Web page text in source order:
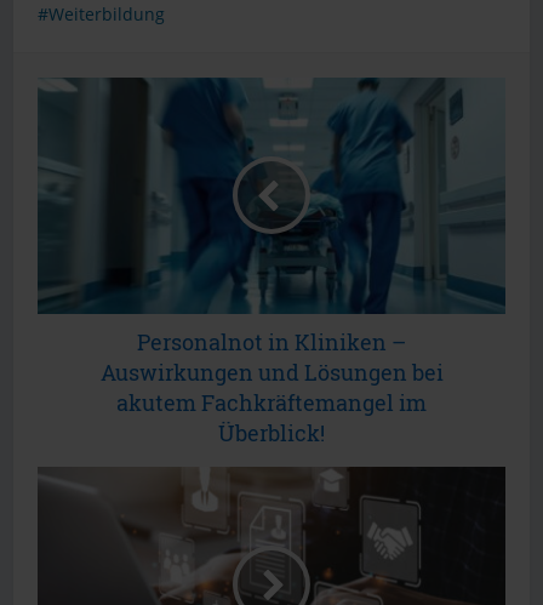
Weiterbildung
Personalnot in Kliniken –
Auswirkungen und Lösungen bei
akutem Fachkräftemangel im
Überblick!